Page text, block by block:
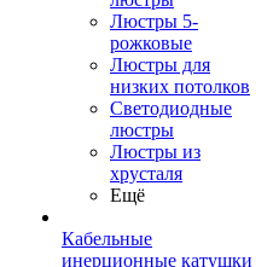
Люстры 5-
рожковые
Люстры для
низких потолков
Cветодиодные
люстры
Люстры из
хрусталя
Ещё
Кабельные
инерционные катушки